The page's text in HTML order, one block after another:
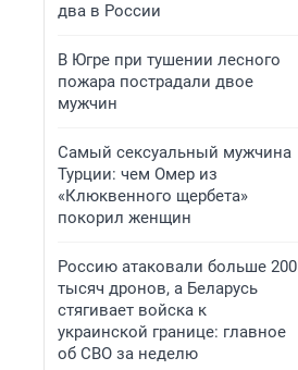
два в России
В Югре при тушении лесного
пожара пострадали двое
мужчин
Самый сексуальный мужчина
Турции: чем Омер из
«Клюквенного щербета»
покорил женщин
Россию атаковали больше 200
тысяч дронов, а Беларусь
стягивает войска к
украинской границе: главное
об СВО за неделю